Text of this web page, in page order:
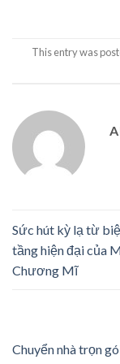
This entry was
Sức hút kỳ lạ từ
tầng hiện đại của
Chương Mĩ
Chuyển nhà trọn